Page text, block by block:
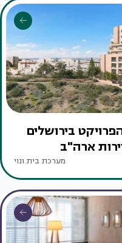
בירושלים
ארה"ב
מערכת בית ונוי